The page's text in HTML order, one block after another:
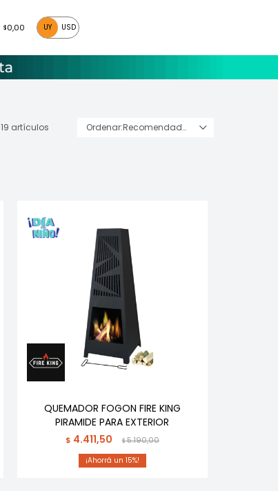
$0,00 UY USD
19 artículos Recomendados
QUEMADOR FOGON FIRE KING
PIRAMIDE PARA EXTERIOR
$ 4.411,50 $5.190,00
15